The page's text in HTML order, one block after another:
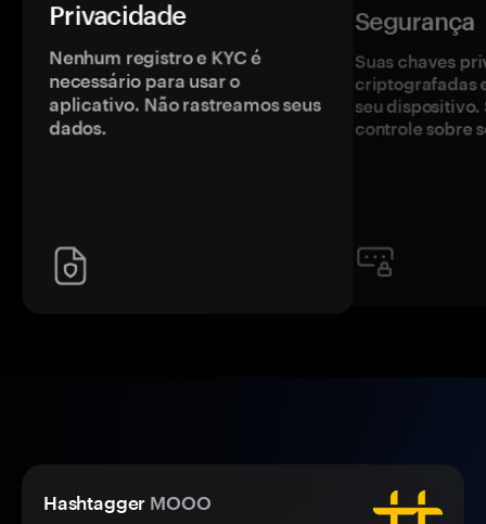
Privacidade
Nenhum registro e KYC é
necessário para usar o
aplicativo. Não rastreamos seus
dados.
Segurança
Suas chaves
criptografadas
seu dispositivo.
controle sobre
Hashtagger MOOO